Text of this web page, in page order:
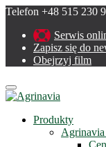
Telefon +48 515 230
Serwis
Zapisz się do
Obejrzyj film
Menu
Produkty